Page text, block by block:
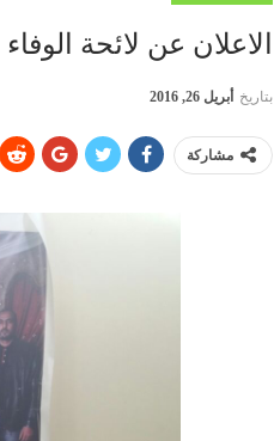
الاعلان عن لائحة
بتاريخ أبريل 26, 2016
مشاركة